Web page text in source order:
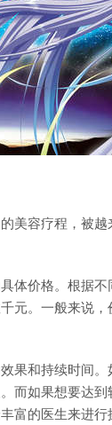
美容疗程，被
体价格。根据
元。一般来说
果和持续时间
而如果想要达
富的医生来进行